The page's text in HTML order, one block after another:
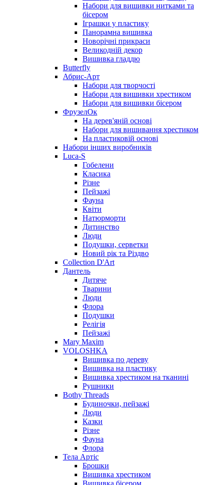
Набори для вишивки нитками та
бісером
Іграшки у пластику
Панорамна вишивка
Новорічні прикраси
Великодній декор
Вишивка гладдю
Butterfly
Абрис-Арт
Набори для творчості
Набори для вишивки хрестиком
Набори для вишивки бісером
ФрузелОк
На дерев'яній основі
Набори для вишивання хрестиком
На пластиковій основі
Набори інших виробників
Luca-S
Гобелени
Класика
Різне
Пейзажі
Фауна
Квіти
Натюрморти
Дитинство
Люди
Подушки, серветки
Новий рік та Різдво
Collection D'Art
Дантель
Дитяче
Тварини
Люди
Флора
Подушки
Релігія
Пейзажі
Mary Maxim
VOLOSHKA
Вишивка по дереву
Вишивка на пластику
Вишивка хрестиком на тканині
Рушники
Bothy Threads
Будиночки, пейзажі
Люди
Казки
Різне
Фауна
Флора
Тела Артіс
Брошки
Вишивка хрестиком
Вишивка бісером